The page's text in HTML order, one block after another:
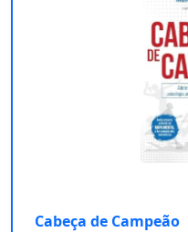
Cabeça de Campeão